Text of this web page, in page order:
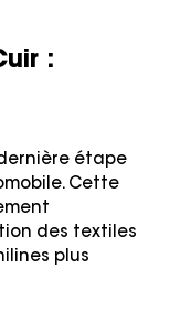
:
étape
Cette
des textiles
plus